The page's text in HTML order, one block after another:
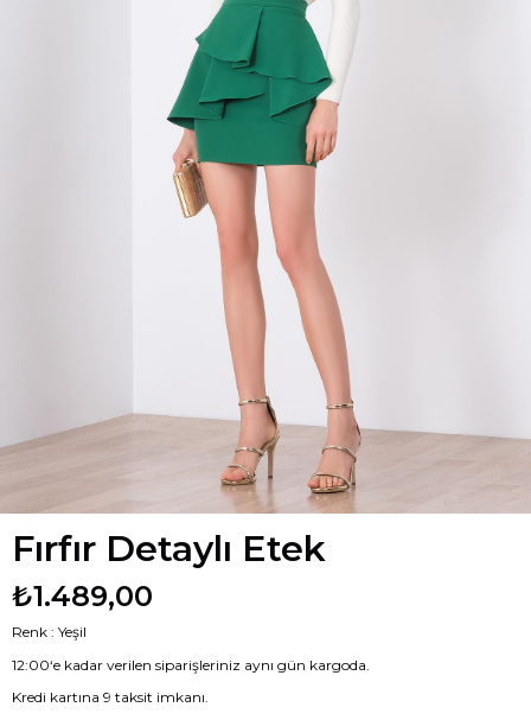
Fırfır Detaylı Etek
₺1.489,00
Renk : Yeşil
12:00‘e kadar verilen siparişleriniz aynı gün kargoda.
Kredi kartına 9 taksit imkanı.